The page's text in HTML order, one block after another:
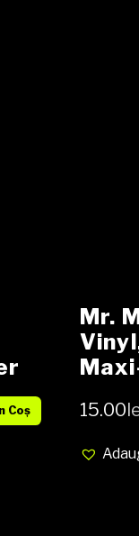
Coș
Mr.
NM
15.00